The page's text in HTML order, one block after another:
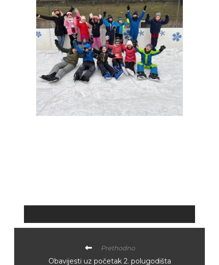
Prethodno
Obavijesti uz početak 2. polugodišta